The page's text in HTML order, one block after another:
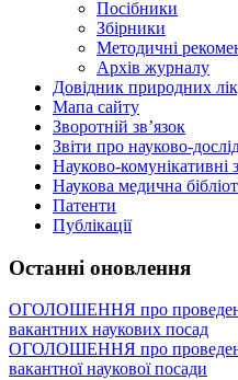
Посібники
Збірники
Методичні
Архів журналу
Довідник природних
Мапа сайту
Зворотній зв’язок
Звіти про науково-
Науково-комунікативні
Наукова медична
Патенти
Публікації
Останні оновлення
ОГОЛОШЕННЯ про
вакантних наукових посад
ОГОЛОШЕННЯ про
вакантної наукової посади